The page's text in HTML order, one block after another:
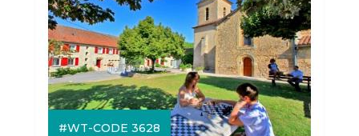
#WT-CODE 3628